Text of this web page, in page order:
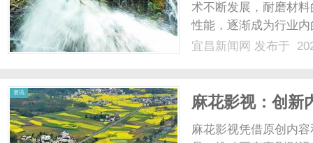
术不断发展，耐磨材
性能，逐渐成为行业
770GHM耐磨改性颗
宜昌新闻网 发布于
资讯
麻花影视：创新
麻花影视凭借原创内